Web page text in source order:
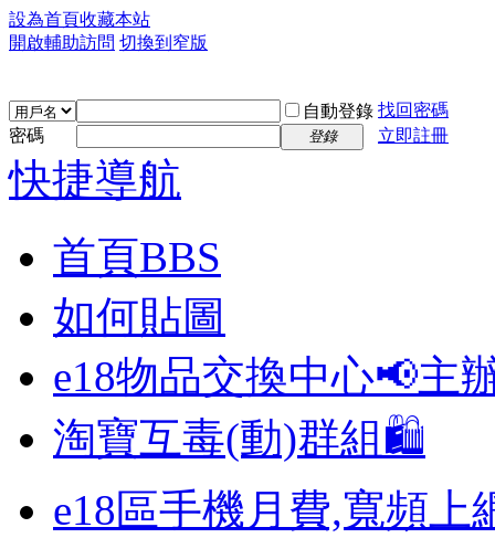
設為首頁收藏本站
開啟輔助訪問 切換到窄版
自動登錄 找回密碼
密碼
登錄 立即註冊
快捷導航
首頁BBS
如何貼圖
e18物品交換中心📢主
淘寶互毒(動)群組🛍️
e18區手機月費,寬頻上